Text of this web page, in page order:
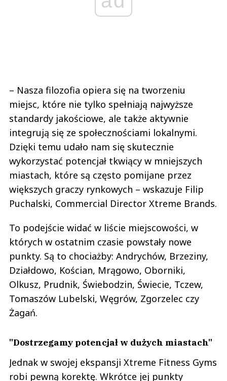
– Nasza filozofia opiera się na tworzeniu
miejsc, które nie tylko spełniają najwyższe
standardy jakościowe, ale także aktywnie
integrują się ze społecznościami lokalnymi.
Dzięki temu udało nam się skutecznie
wykorzystać potencjał tkwiący w mniejszych
miastach, które są często pomijane przez
większych graczy rynkowych – wskazuje Filip
Puchalski, Commercial Director Xtreme Brands.
To podejście widać w liście miejscowości, w
których w ostatnim czasie powstały nowe
punkty. Są to chociażby: Andrychów, Brzeziny,
Działdowo, Kościan, Mrągowo, Oborniki,
Olkusz, Prudnik, Świebodzin, Świecie, Tczew,
Tomaszów Lubelski, Węgrów, Zgorzelec czy
Żagań.
"Dostrzegamy potencjał w dużych miastach"
Jednak w swojej ekspansji Xtreme Fitness Gyms
robi pewną korektę. Wkrótce jej punkty